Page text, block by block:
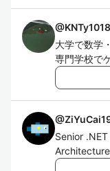
@KNTy1018
大学で数学
専門学校で
@
Senior